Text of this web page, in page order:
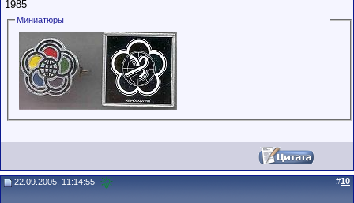
1985
Миниатюры
22.09.2005, 11:14:55 #10